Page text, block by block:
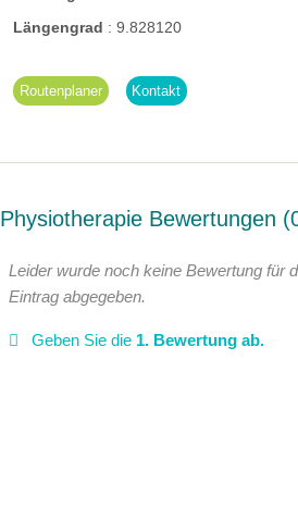
Längengrad : 9.828120
Routenplaner Kontakt
Physiotherapie Bewertungen
Leider wurde noch keine Bewertung für
Eintrag abgegeben.
Geben Sie die 1. Bewertung ab.